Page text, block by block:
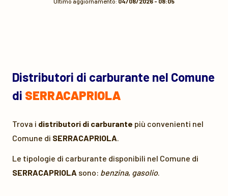
Distributori di carburante nel Comune
di SERRACAPRIOLA
Trova i distributori di carburante più convenienti nel
Comune di SERRACAPRIOLA.
Le tipologie di carburante disponibili nel Comune di
SERRACAPRIOLA sono: benzina, gasolio.